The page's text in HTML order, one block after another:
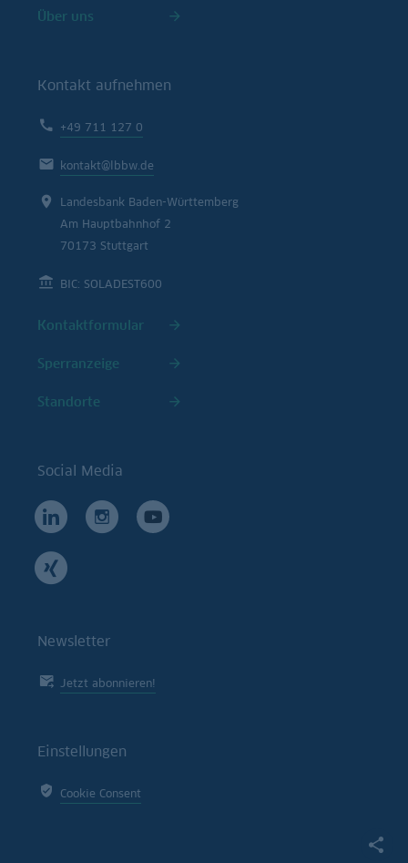
Über uns
Kontakt aufnehmen
+49 711 127 0
kontakt@lbbw.de
Landesbank Baden-Württemberg
Am Hauptbahnhof 2
70173 Stuttgart
BIC: SOLADEST600
Kontaktformular
Sperranzeige
Standorte
Social Media
Newsletter
Jetzt abonnieren!
Einstellungen
Cookie Consent